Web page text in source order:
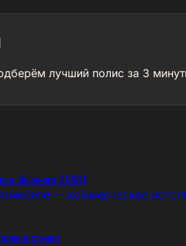
лучший полис за 3
обычного ОСАГО
— коммерческое
и ставки